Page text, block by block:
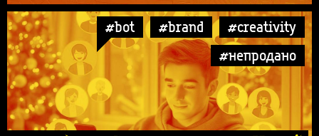
#bot #brand
#creativity
#непродано